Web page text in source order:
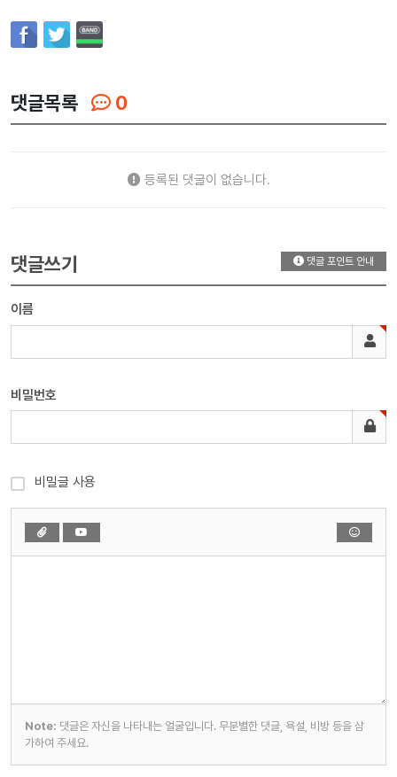
댓글목록 0
등록된 댓글이 없습니다.
댓글쓰기 댓글 포인트 안내
이름
비밀번호
비밀글 사용
Note: 댓글은 자신을 나타내는 얼굴입니다. 무분별한 댓글, 욕설, 비방 등을 삼
가하여 주세요.